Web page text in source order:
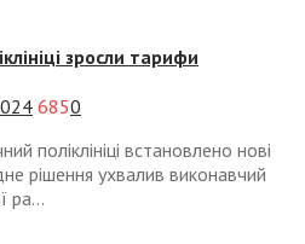
зросли тарифи
6850
поліклініці встановлено нові
рішення ухвалив виконавчий
ра...